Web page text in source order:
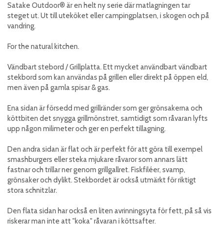
Satake Outdoor® är en helt ny serie där matlagningen tar
steget ut. Ut till uteköket eller campingplatsen, i skogen och på
vandring.
For the natural kitchen.
Vändbart stebord / Grillplatta. Ett mycket användbart vändbart
stekbord som kan användas på grillen eller direkt på öppen eld,
men även på gamla spisar & gas.
Ena sidan är försedd med grillränder som ger grönsakerna och
köttbiten det snygga grillmönstret, samtidigt som råvaran lyfts
upp någon milimeter och ger en perfekt tillagning.
Den andra sidan är flat och är perfekt för att göra till exempel
smashburgers eller steka mjukare råvaror som annars lätt
fastnar och trillar ner genom grillgallret. Fiskfiléer, svamp,
grönsaker och dylikt. Stekbordet är också utmärkt för riktigt
stora schnitzlar.
Den flata sidan har också en liten avrinningsyta för fett, på så vis
riskerar man inte att "koka" råvaran i köttsafter.